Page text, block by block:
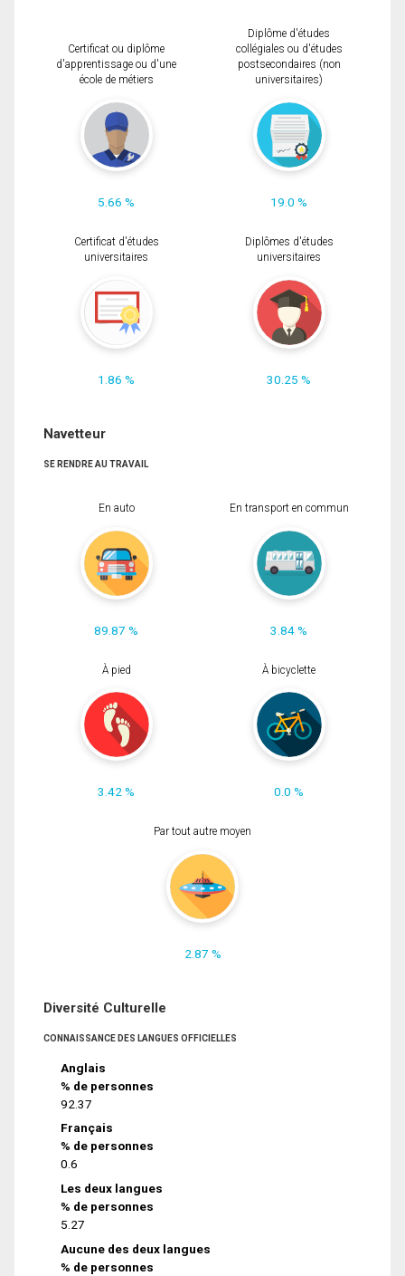
Certificat ou diplôme
d'apprentissage ou d'une
école de métiers
5.66 %
Diplôme d'études
collégiales ou d'études
postsecondaires (non
universitaires)
19.0 %
Certificat d'études
universitaires
1.86 %
Diplômes d'études
universitaires
30.25 %
Navetteur
SE RENDRE AU TRAVAIL
En auto
89.87 %
En transport en commun
3.84 %
À pied
3.42 %
À bicyclette
0.0 %
Par tout autre moyen
2.87 %
Diversité Culturelle
CONNAISSANCE DES LANGUES OFFICIELLES
Anglais
% de personnes
92.37
Français
% de personnes
0.6
Les deux langues
% de personnes
5.27
Aucune des deux langues
% de personnes